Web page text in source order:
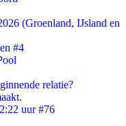
(Groenland, IJsland en
#4
relatie?
uur #76